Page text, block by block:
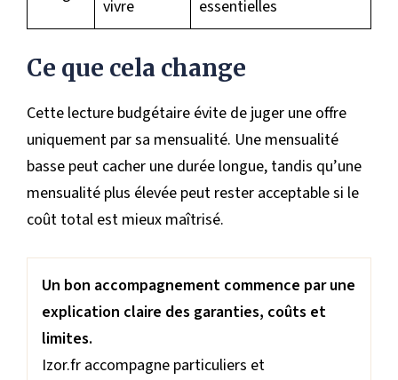
vivre
essentielles
Ce que cela change
Cette lecture budgétaire évite de juger une offre
uniquement par sa mensualité. Une mensualité
basse peut cacher une durée longue, tandis qu’une
mensualité plus élevée peut rester acceptable si le
coût total est mieux maîtrisé.
Un bon accompagnement commence par une
explication claire des garanties, coûts et
limites.
Izor.fr accompagne particuliers et